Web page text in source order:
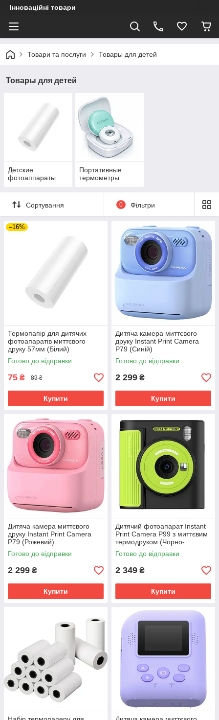
Інноваційні товари
Товари та послуги Товары для детей
Товары для детей
Детские
фотоаппараты
Портативные
термометры
Сортування 0 Фільтри
–16%
Термопапір для дитячих
фотоапаратів миттєвого
друку 57мм (Білий)
Готово до відправки
75 ₴ 89 ₴
Купити
Дитяча камера миттєвого
друку Instant Print Camera
P79 (Синій)
Готово до відправки
2 299 ₴
Купити
Дитяча камера миттєвого
друку Instant Print Camera
P79 (Рожевий)
Готово до відправки
2 299 ₴
Купити
Дитячий фотоапарат Instant
Print Camera P99 з миттєвим
термодруком (Чорно-
зелений)
Готово до відправки
2 349 ₴
Купити